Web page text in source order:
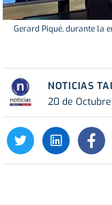
Gerard Piqué, durante la
NOTICIAS
20 de